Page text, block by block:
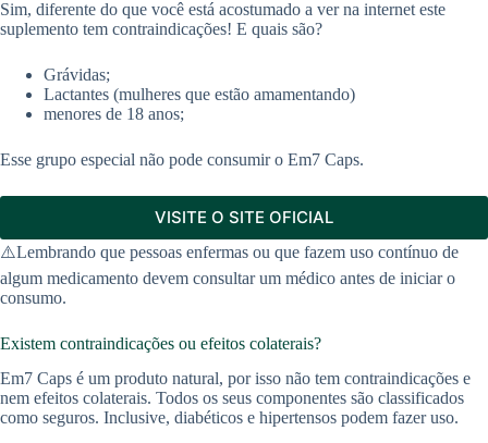
Sim, diferente do que você está acostumado a ver na internet este
suplemento tem contraindicações! E quais são?
Grávidas;
Lactantes (mulheres que estão amamentando)
menores de 18 anos;
Esse grupo especial não pode consumir o Em7 Caps.
VISITE O SITE OFICIAL
⚠️Lembrando que pessoas enfermas ou que fazem uso contínuo de
algum medicamento devem consultar um médico antes de iniciar o
consumo.
Existem contraindicações ou efeitos colaterais?
Em7 Caps é um produto natural, por isso não tem contraindicações e
nem efeitos colaterais. Todos os seus componentes são classificados
como seguros. Inclusive, diabéticos e hipertensos podem fazer uso.